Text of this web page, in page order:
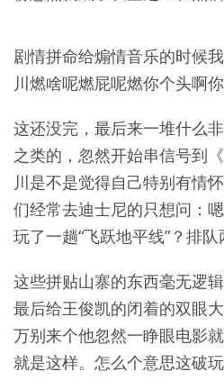
剧情拼命给煽情音乐的时候
川燃啥呢燃屁呢燃你个头啊
这还没完，最后来一堆什么
之类的，忽然开始串信号到
川是不是觉得自己特别有情
们经常去迪士尼的只想问：
玩了一趟“飞跃地平线”？排
这些拼贴山寨的东西毫无逻
最后给王俊凯的闭着的双眼
万别来个他忽然一睁眼电影
就是这样。怎么个意思这破